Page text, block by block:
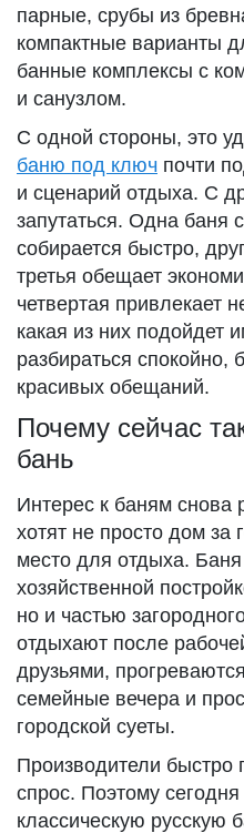
парные, срубы из
компактные варианты
банные комплексы с
и санузлом.
С одной стороны, это
баню под ключ почти
и сценарий отдыха. С
запутаться. Одна баня
собирается быстро,
третья обещает
четвертая привлекает
какая из них подойдет
разбираться спокойно,
красивых обещаний.
Почему сейчас
бань
Интерес к баням снова
хотят не просто дом за
место для отдыха.
хозяйственной
но и частью
отдыхают после
друзьями,
семейные вечера и
городской суеты.
Производители быстро
спрос. Поэтому
классическую русскую